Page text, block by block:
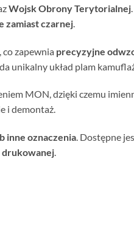
Wojsk Obrony Terytorialnej
zamiast czarnej
, co zapewnia precyzyjne
unikalny układ plam
MON, dzięki czemu
i demontaż.
inne oznaczenia. Dostępne
.